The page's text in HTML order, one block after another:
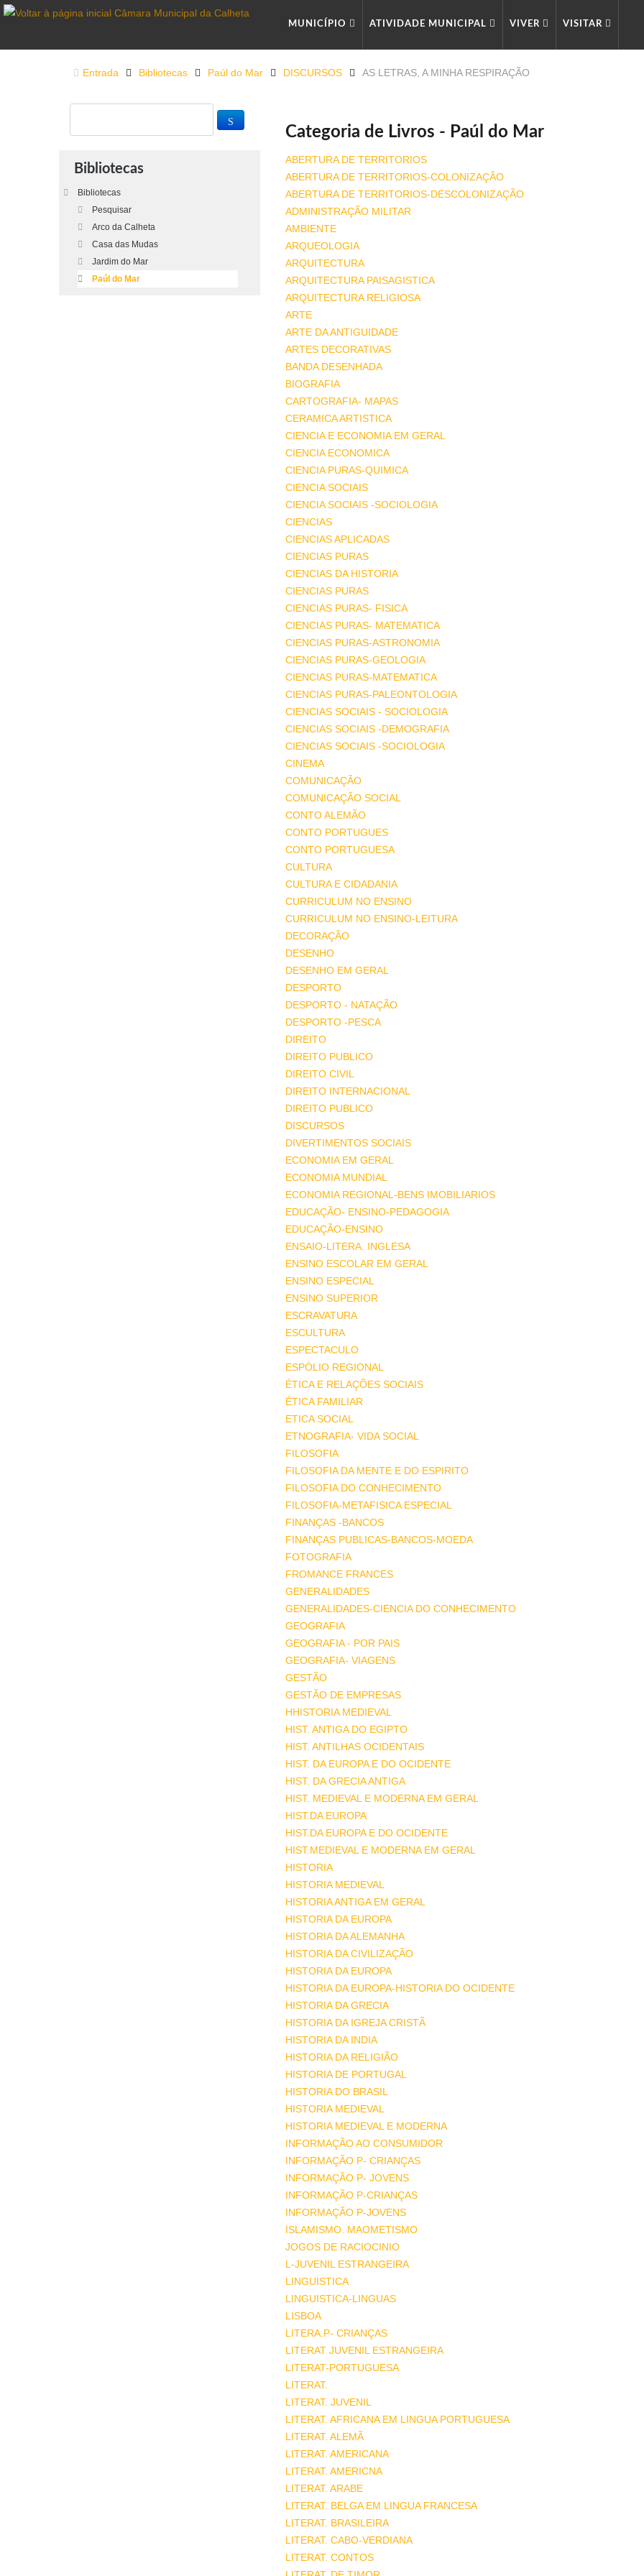
MUNICÍPIO ATIVIDADE MUNICIPAL VIVER VISITAR
Entrada Bibliotecas Paúl do Mar DISCURSOS AS LETRAS, A MINHA RESPIRAÇÃO
Categoria de Livros - Paúl do Mar
ABERTURA DE TERRITORIOS
ABERTURA DE TERRITORIOS-COLONIZAÇÃO
ABERTURA DE TERRITORIOS-DESCOLONIZAÇÃO
ADMINISTRAÇÃO MILITAR
AMBIENTE
ARQUEOLOGIA
ARQUITECTURA
ARQUITECTURA PAISAGISTICA
ARQUITECTURA RELIGIOSA
ARTE
ARTE DA ANTIGUIDADE
ARTES DECORATIVAS
BANDA DESENHADA
BIOGRAFIA
CARTOGRAFIA- MAPAS
CERAMICA ARTISTICA
CIENCIA E ECONOMIA EM GERAL
CIENCIA ECONOMICA
CIENCIA PURAS-QUIMICA
CIENCIA SOCIAIS
CIENCIA SOCIAIS -SOCIOLOGIA
CIENCIAS
CIENCIAS APLICADAS
CIENCIAS PURAS
CIENCIAS DA HISTORIA
CIENCIAS PURAS
CIENCIAS PURAS- FISICA
CIENCIAS PURAS- MATEMATICA
CIENCIAS PURAS-ASTRONOMIA
CIENCIAS PURAS-GEOLOGIA
CIENCIAS PURAS-MATEMATICA
CIENCIAS PURAS-PALEONTOLOGIA
CIENCIAS SOCIAIS - SOCIOLOGIA
CIENCIAS SOCIAIS -DEMOGRAFIA
CIENCIAS SOCIAIS -SOCIOLOGIA
CINEMA
COMUNICAÇÃO
COMUNICAÇÃO SOCIAL
CONTO ALEMÃO
CONTO PORTUGUES
CONTO PORTUGUESA
CULTURA
CULTURA E CIDADANIA
CURRICULUM NO ENSINO
CURRICULUM NO ENSINO-LEITURA
DECORAÇÃO
DESENHO
DESENHO EM GERAL
DESPORTO
DESPORTO - NATAÇÃO
DESPORTO -PESCA
DIREITO
DIREITO PUBLICO
DIREITO CIVIL
DIREITO INTERNACIONAL
DIREITO PUBLICO
DISCURSOS
DIVERTIMENTOS SOCIAIS
ECONOMIA EM GERAL
ECONOMIA MUNDIAL
ECONOMIA REGIONAL-BENS IMOBILIARIOS
EDUCAÇÃO- ENSINO-PEDAGOGIA
EDUCAÇÃO-ENSINO
ENSAIO-LITERA. INGLESA
ENSINO ESCOLAR EM GERAL
ENSINO ESPECIAL
ENSINO SUPERIOR
ESCRAVATURA
ESCULTURA
ESPECTACULO
ESPÓLIO REGIONAL
ÉTICA E RELAÇÕES SOCIAIS
ÉTICA FAMILIAR
ETICA SOCIAL
ETNOGRAFIA- VIDA SOCIAL
FILOSOFIA
FILOSOFIA DA MENTE E DO ESPIRITO
FILOSOFIA DO CONHECIMENTO
FILOSOFIA-METAFISICA ESPECIAL
FINANÇAS -BANCOS
FINANÇAS PUBLICAS-BANCOS-MOEDA
FOTOGRAFIA
FROMANCE FRANCES
GENERALIDADES
GENERALIDADES-CIENCIA DO CONHECIMENTO
GEOGRAFIA
GEOGRAFIA - POR PAIS
GEOGRAFIA- VIAGENS
GESTÃO
GESTÃO DE EMPRESAS
HHISTORIA MEDIEVAL
HIST. ANTIGA DO EGIPTO
HIST. ANTILHAS OCIDENTAIS
HIST. DA EUROPA E DO OCIDENTE
HIST. DA GRECIA ANTIGA
HIST. MEDIEVAL E MODERNA EM GERAL
HIST.DA EUROPA
HIST.DA EUROPA E DO OCIDENTE
HIST.MEDIEVAL E MODERNA EM GERAL
HISTORIA
HISTORIA MEDIEVAL
HISTORIA ANTIGA EM GERAL
HISTORIA DA EUROPA
HISTORIA DA ALEMANHA
HISTORIA DA CIVILIZAÇÃO
HISTORIA DA EUROPA
HISTORIA DA EUROPA-HISTORIA DO OCIDENTE
HISTORIA DA GRECIA
HISTORIA DA IGREJA CRISTÃ
HISTORIA DA INDIA
HISTORIA DA RELIGIÃO
HISTORIA DE PORTUGAL
HISTORIA DO BRASIL
HISTORIA MEDIEVAL
HISTORIA MEDIEVAL E MODERNA
INFORMAÇÃO AO CONSUMIDOR
INFORMAÇÃO P- CRIANÇAS
INFORMAÇÃO P- JOVENS
INFORMAÇÃO P-CRIANÇAS
INFORMAÇÃO P-JOVENS
ISLAMISMO. MAOMETISMO
JOGOS DE RACIOCINIO
L-JUVENIL ESTRANGEIRA
LINGUISTICA
LINGUISTICA-LINGUAS
LISBOA
LITERA.P- CRIANÇAS
LITERAT JUVENIL ESTRANGEIRA
LITERAT-PORTUGUESA
LITERAT.
LITERAT. JUVENIL
LITERAT. AFRICANA EM LINGUA PORTUGUESA
LITERAT. ALEMÃ
LITERAT. AMERICANA
LITERAT. AMERICNA
LITERAT. ARABE
LITERAT. BELGA EM LINGUA FRANCESA
LITERAT. BRASILEIRA
LITERAT. CABO-VERDIANA
LITERAT. CONTOS
Bibliotecas
Bibliotecas
Pesquisar
Arco da Calheta
Casa das Mudas
Jardim do Mar
Paúl do Mar